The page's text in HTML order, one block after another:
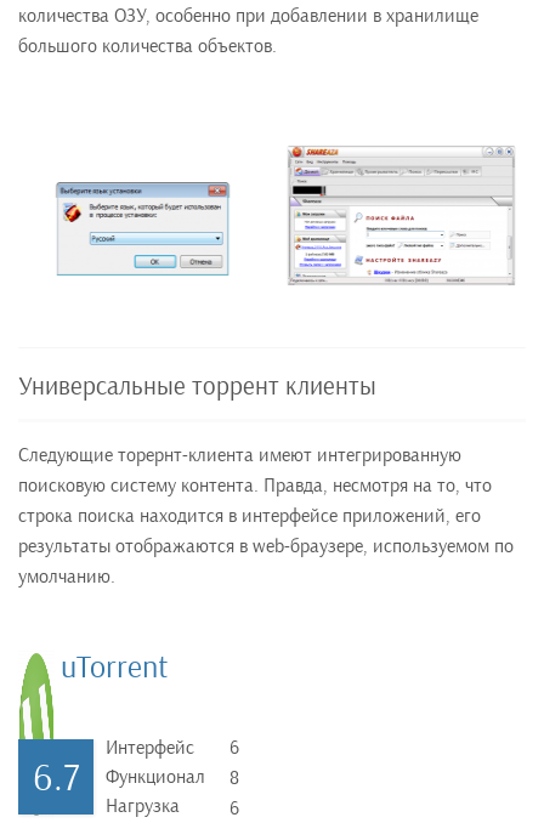
количества ОЗУ, особенно при добавлении в хранилище
большого количества объектов.
Универсальные торрент клиенты
Следующие торернт-клиента имеют интегрированную
поисковую систему контента. Правда, несмотря на то, что
строка поиска находится в интерфейсе приложений, его
результаты отображаются в web-браузере, используемом по
умолчанию.
uTorrent
6.7
Интерфейс
Функционал
Нагрузка
6
8
6